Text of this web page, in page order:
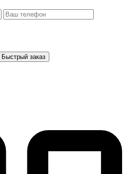
Быстрый заказ